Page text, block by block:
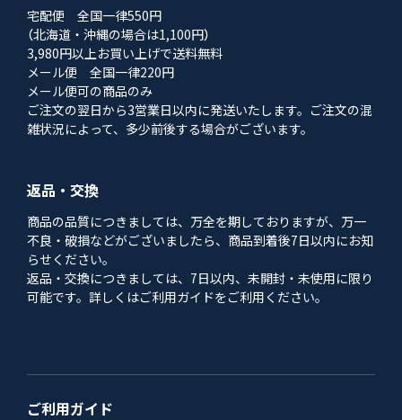
宅配便 全国一律550円
（北海道・沖縄の場合は1,100円）
3,980円以上お買い上げで送料無料
メール便 全国一律220円
メール便可の商品のみ
ご注文の翌日から3営業日以内に発送いたします。ご注文の混
雑状況によって、多少前後する場合がございます。
返品・交換
商品の品質につきましては、万全を期しておりますが、万一
不良・破損などがございましたら、商品到着後7日以内にお知
らせください。
返品・交換につきましては、7日以内、未開封・未使用に限り
可能です。詳しくはご利用ガイドをご利用ください。
ご利用ガイド